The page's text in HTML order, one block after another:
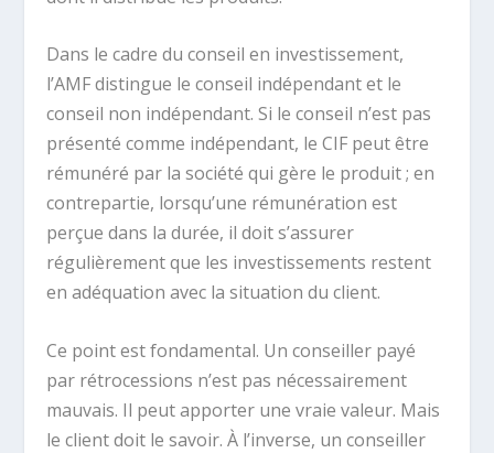
Dans le cadre du conseil en investissement,
l’AMF distingue le conseil indépendant et le
conseil non indépendant. Si le conseil n’est pas
présenté comme indépendant, le CIF peut être
rémunéré par la société qui gère le produit ; en
contrepartie, lorsqu’une rémunération est
perçue dans la durée, il doit s’assurer
régulièrement que les investissements restent
en adéquation avec la situation du client.
Ce point est fondamental. Un conseiller payé
par rétrocessions n’est pas nécessairement
mauvais. Il peut apporter une vraie valeur. Mais
le client doit le savoir. À l’inverse, un conseiller